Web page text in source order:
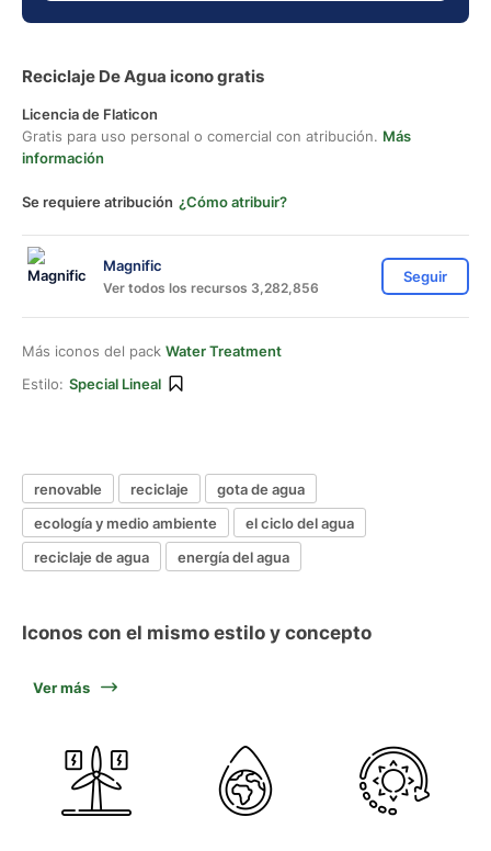
Reciclaje De Agua icono gratis
Licencia de Flaticon
Gratis para uso personal o comercial con atribución. Más
información
Se requiere atribución ¿Cómo atribuir?
Magnific
Ver todos los recursos 3,282,856
Seguir
Más iconos del pack Water Treatment
Estilo: Special Lineal
renovable reciclaje
gota de agua
ecología y medio ambiente
el ciclo del agua
reciclaje de agua
energía del agua
Iconos con el mismo estilo y concepto
Ver más